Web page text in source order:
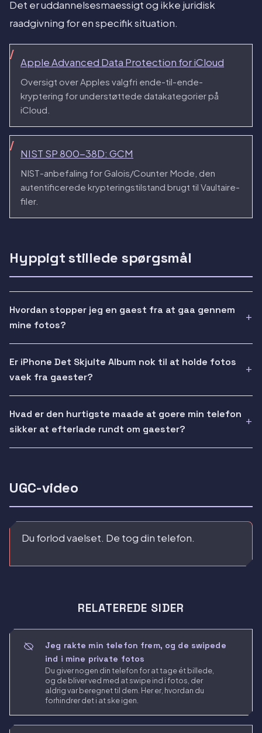
Det er uddannelsesmaessigt og ikke juridisk
raadgivning for en specifik situation.
Apple Advanced Data Protection for iCloud
Oversigt over Apples valgfri ende-til-ende-
kryptering for understøttede datakategorier på
iCloud.
NIST SP 800-38D: GCM
NIST-anbefaling for Galois/Counter Mode, den
autentificerede krypteringstilstand brugt til Vaultaire-
filer.
Hyppigt stillede spørgsmål
Hvordan stopper jeg en gaest fra at gaa gennem
mine fotos?
Er iPhone Det Skjulte Album nok til at holde fotos
vaek fra gaester?
Hvad er den hurtigste maade at goere min telefon
sikker at efterlade rundt om gaester?
UGC-video
Du forlod vaelset. De tog din telefon.
RELATEREDE SIDER
Jeg rakte min telefon frem, og de swipede
ind i mine private fotos
Du giver nogen din telefon for at tage ét billede,
og de bliver ved med at swipe ind i fotos, der
aldrig var beregnet til dem. Her er, hvordan du
forhindrer det i at ske igen.